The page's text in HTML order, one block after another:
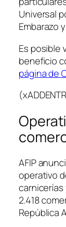
Universal
Embarazo
Es posible
beneficio
página de
AFIP
operativo
carnicerías
2.418
República